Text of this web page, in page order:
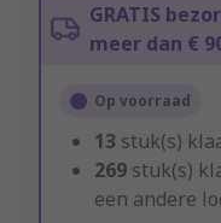
GRATIS
meer dan €
Op voorraad
13 stuk(s)
269 stuk(s)
een andere